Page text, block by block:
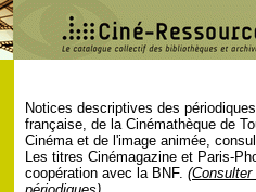
Notices descriptives des
française, de la Cinémathèque de
Cinéma et de l'image animée,
Les titres Cinémagazine et Paris-
coopération avec la BNF.